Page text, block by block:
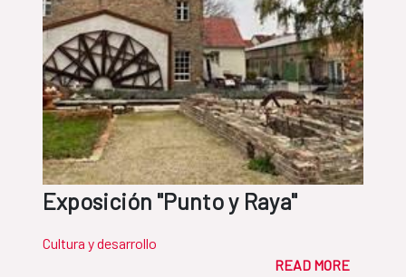
Exposición "Punto y Raya"
Cultura y desarrollo
READ MORE